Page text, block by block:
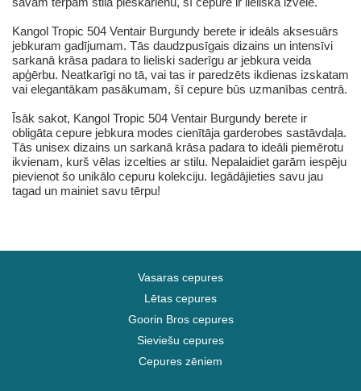
Kangol Tropic 504 Ventair Burgundy berete ir ideāls aksesuārs
jebkuram gadījumam. Tās daudzpusīgais dizains un intensīvi
sarkanā krāsa padara to lieliski saderīgu ar jebkura veida
apģērbu. Neatkarīgi no tā, vai tas ir paredzēts ikdienas izskatam
vai elegantākam pasākumam, šī cepure būs uzmanības centrā.
Īsāk sakot, Kangol Tropic 504 Ventair Burgundy berete ir
obligāta cepure jebkura modes cienītāja garderobes sastāvdaļa.
Tās unisex dizains un sarkanā krāsa padara to ideāli piemērotu
ikvienam, kurš vēlas izcelties ar stilu. Nepalaidiet garām iespēju
pievienot šo unikālo cepuru kolekciju. Iegādājieties savu jau
tagad un mainiet savu tērpu!
Vasaras cepures
Lētas cepures
Goorin Bros cepures
Sieviešu cepures
Cepures zēniem